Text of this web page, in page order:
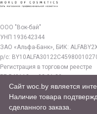
ООО "Вок-бай"
УНП 193642344
ЗАО «Альфа-Банк», БИК:
р/с:
Регистрация в торговом реестре
РБ 549112 от 03.01.23г.
Юр. адрес:
220140, г. Минск, ул. Бурдейного
Сайт woc.by является
Наличие товара
сделанного заказа.